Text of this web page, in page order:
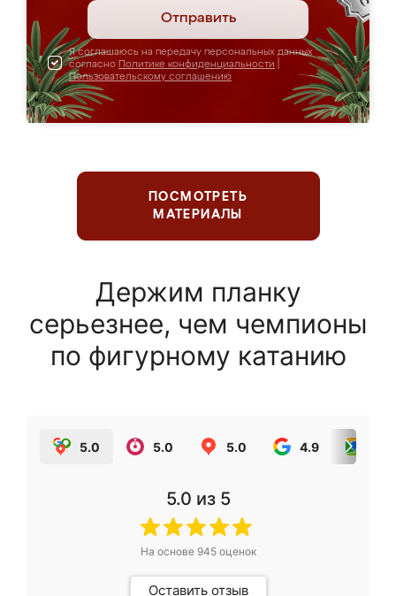
Отправить
Я соглашаюсь на передачу персональных данных
согласно Политике конфиденциальности
Пользовательскому соглашению
ПОСМОТРЕТЬ
МАТЕРИАЛЫ
Держим планку
серьезнее, чем чемпионы
по фигурному катанию
5.0 5.0 5.0 4.9
5.0 из 5
На основе 945оценок
Оставить отзыв